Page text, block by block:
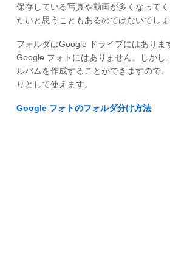
保存している写真や動画が多くなって
たいと思うこともあるのではないでしょ
フォルダはGoogle ドライブにはありま
Google フォトにはありません。しかし
ルバムを作成することができますので
りとして使えます。
Google フォトのフォルダ分け方法